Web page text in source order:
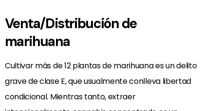
Venta/Distribución de
marihuana
Cultivar más de 12 plantas de marihuana es un delito
grave de clase E, que usualmente conlleva libertad
condicional. Mientras tanto, extraer